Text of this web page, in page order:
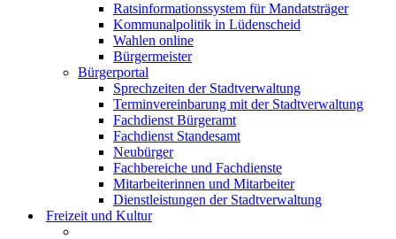
Ratsinformationssystem für Mandatsträger
Kommunalpolitik in Lüdenscheid
Wahlen online
Bürgermeister
Bürgerportal
Sprechzeiten der Stadtverwaltung
Terminvereinbarung mit der Stadtverwaltung
Fachdienst Bürgeramt
Fachdienst Standesamt
Neubürger
Fachbereiche und Fachdienste
Mitarbeiterinnen und Mitarbeiter
Dienstleistungen der Stadtverwaltung
Freizeit und Kultur